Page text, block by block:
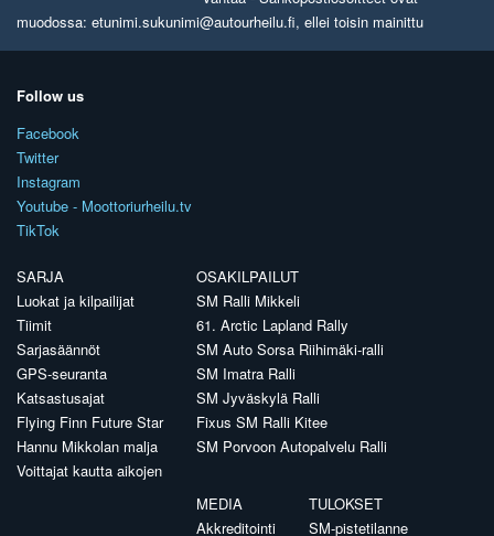
muodossa: etunimi.sukunimi@autourheilu.fi, ellei toisin mainittu
Follow us
Facebook
Twitter
Instagram
Youtube - Moottoriurheilu.tv
TikTok
SARJA
Luokat ja kilpailijat
Tiimit
Sarjasäännöt
GPS-seuranta
Katsastusajat
Flying Finn Future Star
Hannu Mikkolan malja
Voittajat kautta aikojen
OSAKILPAILUT
SM Ralli Mikkeli
61. Arctic Lapland Rally
SM Auto Sorsa Riihimäki-ralli
SM Imatra Ralli
SM Jyväskylä Ralli
Fixus SM Ralli Kitee
SM Porvoon Autopalvelu Ralli
MEDIA
Akkreditointi
TULOKSET
SM-pistetilanne